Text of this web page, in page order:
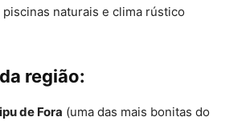
naturais e clima rústico
região:
de Fora (uma das mais bonitas do